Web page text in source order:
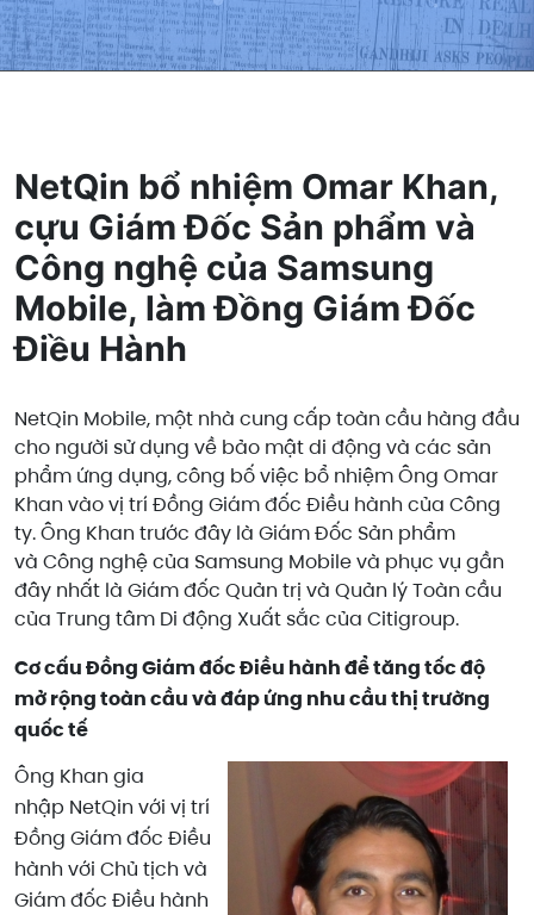
NetQin bổ nhiệm Omar Khan,
cựu Giám Đốc Sản phẩm và
Công nghệ của Samsung
Mobile, làm Đồng Giám Đốc
Điều Hành
NetQin Mobile, một nhà cung cấp toàn cầu hàng đầu
cho người sử dụng về bảo mật di động và các sản
phẩm ứng dụng, công bố việc bổ nhiệm Ông Omar
Khan vào vị trí Đồng Giám đốc Điều hành của Công
ty. Ông Khan trước đây là Giám Đốc Sản phẩm
và Công nghệ của Samsung Mobile và phục vụ gần
đây nhất là Giám đốc Quản trị và Quản lý Toàn cầu
của Trung tâm Di động Xuất sắc của Citigroup.
Cơ cấu Đồng Giám đốc Điều hành để tăng tốc độ
mở rộng toàn cầu và đáp ứng nhu cầu thị trường
quốc tế
Ông Khan gia
nhập NetQin với vị trí
Đồng Giám đốc Điều
hành với Chủ tịch và
Giám đốc Điều hành